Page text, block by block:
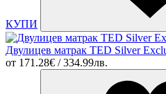
КУПИ
Двулицев матрак TED Silver
от 171.28€ / 334.99лв.